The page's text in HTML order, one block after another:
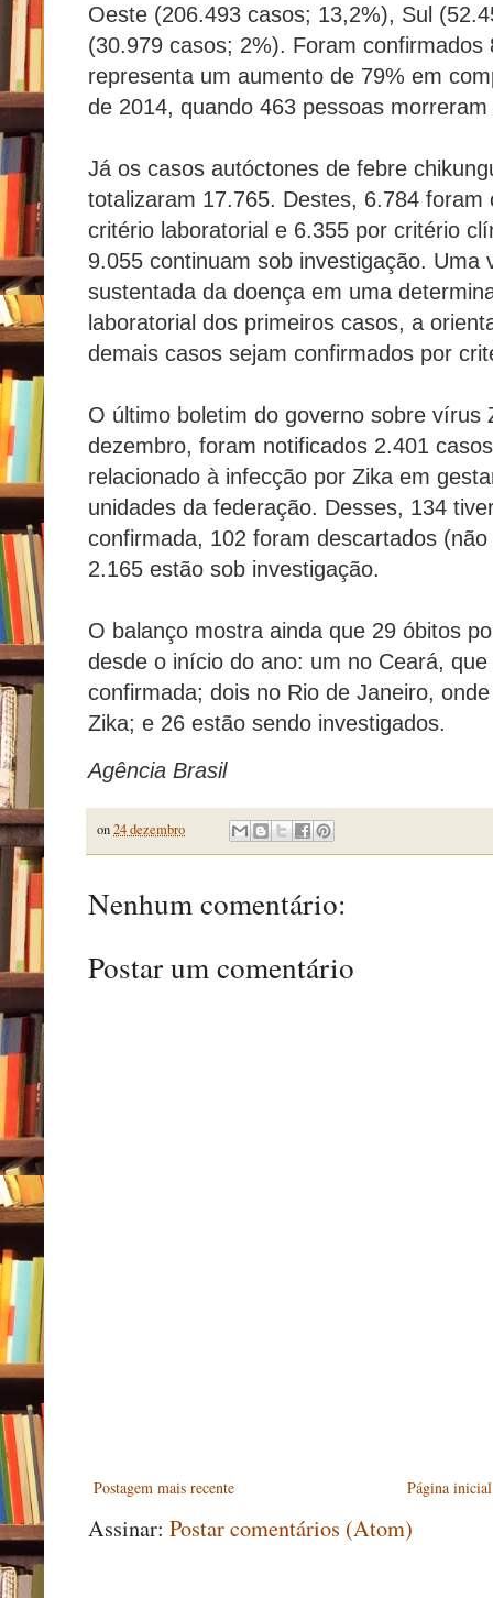
Oeste (206.493 casos; 13,2%), Sul
(30.979 casos; 2%). Foram
representa um aumento de 79% em
de 2014, quando 463 pessoas
Já os casos autóctones de febre
totalizaram 17.765. Destes, 6.784
critério laboratorial e 6.355 por critério
9.055 continuam sob investigação. Uma
sustentada da doença em uma
laboratorial dos primeiros casos, a
demais casos sejam confirmados por
O último boletim do governo sobre vírus
dezembro, foram notificados 2.401
relacionado à infecção por Zika em
unidades da federação. Desses, 134
confirmada, 102 foram descartados
2.165 estão sob investigação.
O balanço mostra ainda que 29 óbitos
desde o início do ano: um no Ceará,
confirmada; dois no Rio de Janeiro,
Zika; e 26 estão sendo investigados.
Agência Brasil
on24 dezembro
Nenhum comentário:
Postar um comentário
Postagem mais recente Página inicial
Assinar: Postar comentários (Atom)